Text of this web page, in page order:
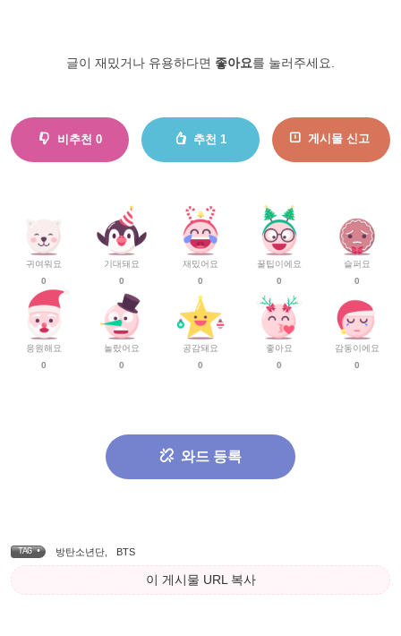
글이 재밌거나 유용하다면 좋아요를 눌러주세요.
비추천 0 추천 1 게시물 신고
귀여워요
0
응원해요
0
기대돼요
0
놀랐어요
0
재밌어요
0
공감돼요
0
꿀팁이에요
0
좋아요
0
슬퍼요
0
감동이에요
0
와드 등록
TAG • 방탄소년단 BTS
이 게시물 URL 복사